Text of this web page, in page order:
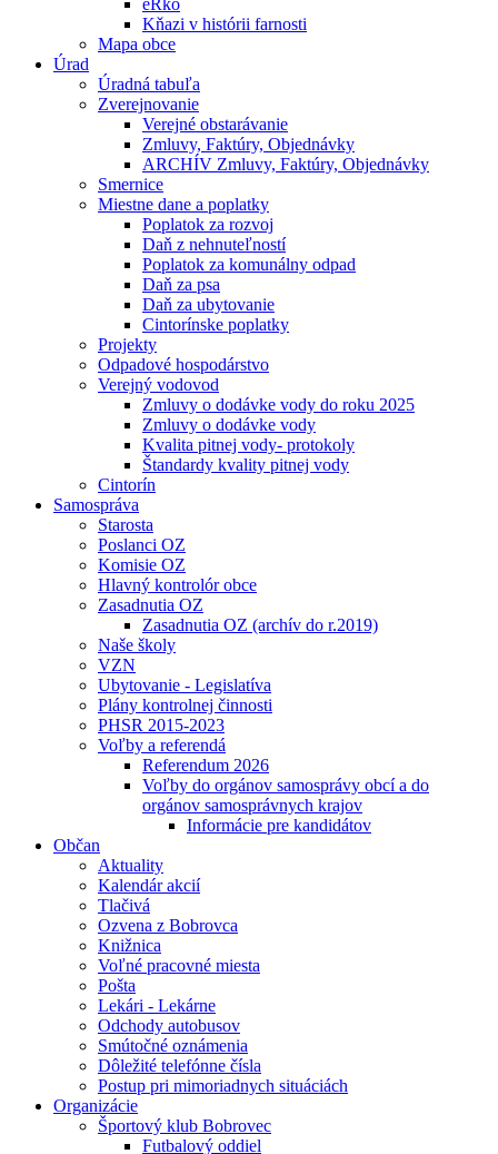
eRko
Kňazi v histórii farnosti
Mapa obce
Úrad
Úradná tabuľa
Zverejnovanie
Verejné obstarávanie
Zmluvy, Faktúry, Objednávky
ARCHÍV Zmluvy, Faktúry, Objednávky
Smernice
Miestne dane a poplatky
Poplatok za rozvoj
Daň z nehnuteľností
Poplatok za komunálny odpad
Daň za psa
Daň za ubytovanie
Cintorínske poplatky
Projekty
Odpadové hospodárstvo
Verejný vodovod
Zmluvy o dodávke vody do roku 2025
Zmluvy o dodávke vody
Kvalita pitnej vody- protokoly
Štandardy kvality pitnej vody
Cintorín
Samospráva
Starosta
Poslanci OZ
Komisie OZ
Hlavný kontrolór obce
Zasadnutia OZ
Zasadnutia OZ (archív do r.2019)
Naše školy
VZN
Ubytovanie - Legislatíva
Plány kontrolnej činnosti
PHSR 2015-2023
Voľby a referendá
Referendum 2026
Voľby do orgánov samosprávy obcí a do
orgánov samosprávnych krajov
Informácie pre kandidátov
Občan
Aktuality
Kalendár akcií
Tlačivá
Ozvena z Bobrovca
Knižnica
Voľné pracovné miesta
Pošta
Lekári - Lekárne
Odchody autobusov
Smútočné oznámenia
Dôležité telefónne čísla
Postup pri mimoriadnych situáciách
Organizácie
Športový klub Bobrovec
Futbalový oddiel